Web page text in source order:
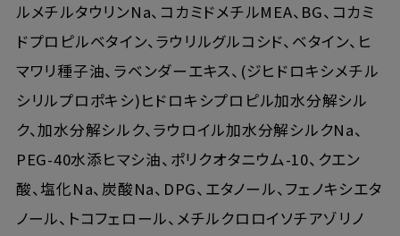
ルメチルタウリンNa、コカミドメチルMEA、BG、コカミ
ドプロピルベタイン、ラウリルグルコシド、ベタイン、ヒ
マワリ種子油、ラベンダーエキス、(ジヒドロキシメチル
シリルプロポキシ)ヒドロキシプロピル加水分解シル
ク、加水分解シルク、ラウロイル加水分解シルクNa、
PEG-40水添ヒマシ油、ポリクオタニウム-10、クエン
酸、塩化Na、炭酸Na、DPG、エタノール、フェノキシエタ
ノール、トコフェロール、メチルクロロイソチアゾリノ